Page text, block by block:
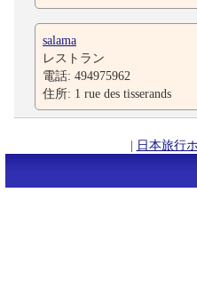
salama
レストラン
電話: 494975962
住所: 1 rue des tisserands
| 日本旅行